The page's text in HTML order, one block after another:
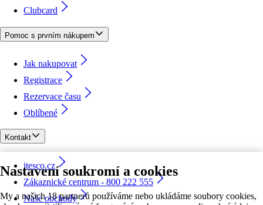
Nastavení soukromí a cookies
My a našich 18 partnerů používáme nebo ukládáme soubory cookies,
Clubcard
Pomoc s prvním nákupem
Jak nakupovat
Registrace
Rezervace času
Oblíbené
Kontakt
itesco.cz
Zákaznické centrum - 800 222 555
Naše obchody